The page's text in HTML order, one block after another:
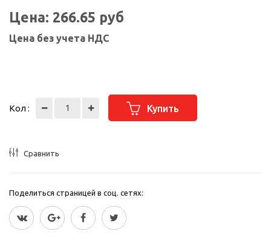
Цена: 266.65 руб
Цена без учета НДС
Кол : Купить
Сравнить
Поделиться страницей в соц. сетях: